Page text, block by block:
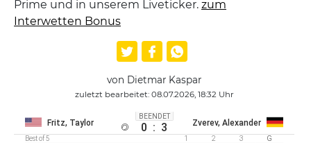
Prime und in unserem Liveticker. zum
Interwetten Bonus
von Dietmar Kaspar
zuletzt bearbeitet: 08.07.2026, 18:32 Uhr
Fritz, Taylor
BEENDET
0 : 3 Zverev, Alexander
Best of 5 1 2 3 G